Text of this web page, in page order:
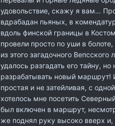
удовольствие, скажу я вам…
вдрабадан пьяных, в
вдоль финской границы в
провели просто по уши в
из этого загадочного
удалось разгадать его тайну,
разрабатывать новый маршрут!
простая и не затейливая, с
хотелось мне посетить
был включен в маршрут,
же поднял руку высоко вверх